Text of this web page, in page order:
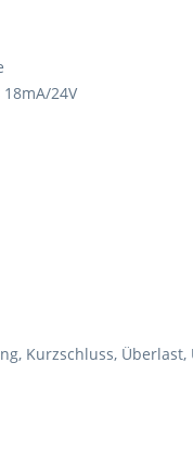
24V
Kurzschluss,